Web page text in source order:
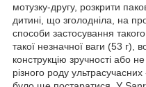
мотузку-другу, розкрити
дитині, що зголодніла, на
способи застосування
такої незначної ваги (53 г),
конструкцію зручності або
різного роду